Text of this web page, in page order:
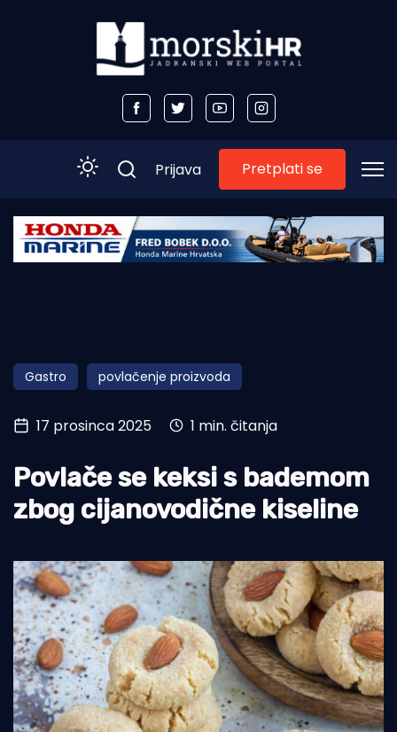
Početna
Obala
Otoci
Turizam i nautika
Pomorstvo
Ribolov
Tradicija i kultura
Prijava Pretplati se
Gastro povlačenje proizvoda
17 prosinca 2025 1 min. čitanja
Povlače se keksi s bademom
zbog cijanovodične kiseline